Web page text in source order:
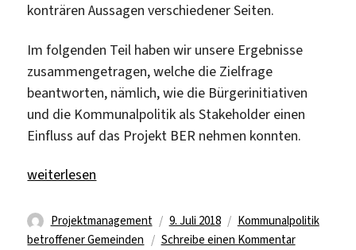
konträren Aussagen verschiedener Seiten.
Im folgenden Teil haben wir unsere Ergebnisse
zusammengetragen, welche die Zielfrage
beantworten, nämlich, wie die Bürgerinitiativen
und die Kommunalpolitik als Stakeholder einen
Einfluss auf das Projekt BER nehmen konnten.
„Einfluss der Bürgerinitiativen und Kommunalpolitik
weiterlesen
Autor
Projektmanagement
Veröffentlicht
am
9. Juli 2018 Kategorien
Kommunalpolitik
betroffener Gemeinden
Schreibe einen Kommentarzu